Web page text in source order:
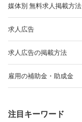
媒体別 無料求人掲載方法
求人広告
求人広告の掲載方法
雇用の補助金・助成金
注目キーワード